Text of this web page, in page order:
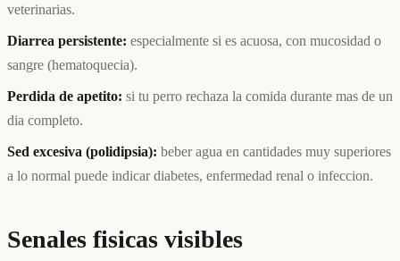
veterinarias.
Diarrea persistente: especialmente si es acuosa, con mucosidad o
sangre (hematoquecia).
Perdida de apetito: si tu perro rechaza la comida durante mas de un
dia completo.
Sed excesiva (polidipsia): beber agua en cantidades muy superiores
a lo normal puede indicar diabetes, enfermedad renal o infeccion.
Senales fisicas visibles